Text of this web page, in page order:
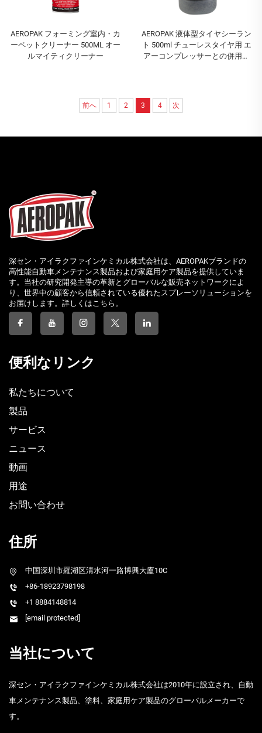
AEROPAK フォーミング室内・カ
ーペットクリーナー 500ML オー
ルマイティクリーナー
AEROPAK 液体型タイヤシーラン
ト 500ml チューレスタイヤ用 エ
アーコンプレッサーとの併用必
前へ 1 2 3 4 次
深セン・アイラクファインケミカル株式会社は、AEROPAKブランドの
高性能自動車メンテナンス製品および家庭用ケア製品を提供していま
す。当社の研究開発主導の革新とグローバルな販売ネットワークによ
り、世界中の顧客から信頼されている優れたスプレーソリューションを
お届けします。詳しくはこちら。
便利なリンク
私たちについて
製品
サービス
ニュース
動画
用途
お問い合わせ
住所
中国深圳市羅湖区清水河一路博興大廈10C
+86-18923798198
+1 8884148814
[email protected]
当社について
深セン・アイラクファインケミカル株式会社は2010年に設立され、自動
車メンテナンス製品、塗料、家庭用ケア製品のグローバルメーカーで
す。